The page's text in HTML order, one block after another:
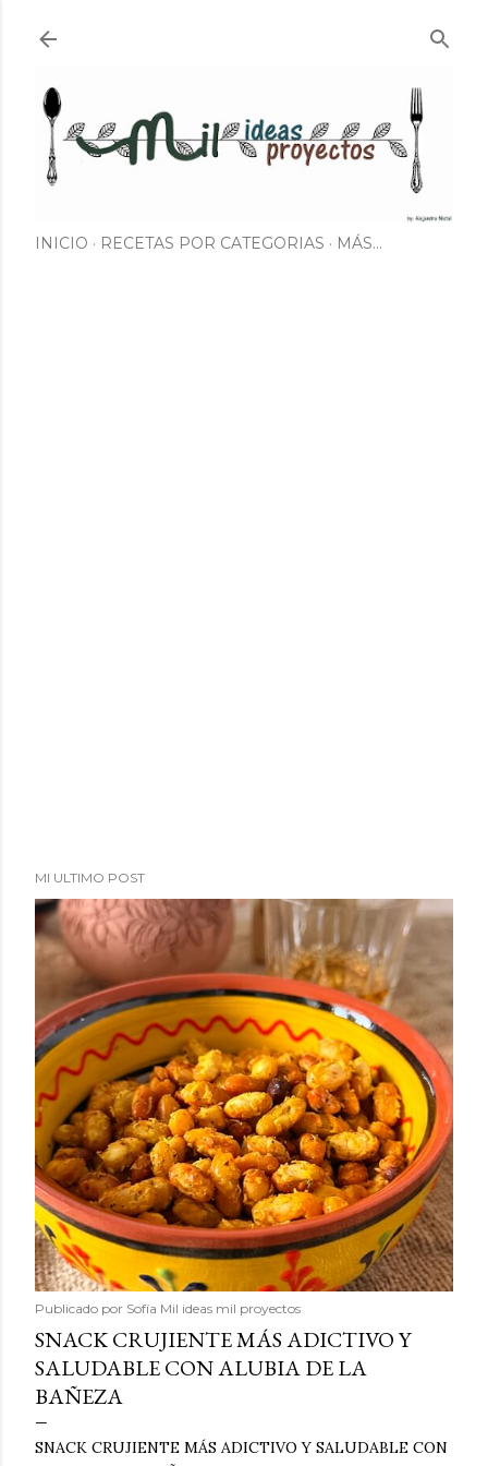
INICIO RECETAS POR CATEGORIAS MÁS…
MI ULTIMO POST
Publicado por Sofía Mil ideas mil proyectos
SNACK CRUJIENTE MÁS ADICTIVO Y
SALUDABLE CON ALUBIA DE LA
BAÑEZA
SNACK CRUJIENTE MÁS ADICTIVO Y SALUDABLE CON